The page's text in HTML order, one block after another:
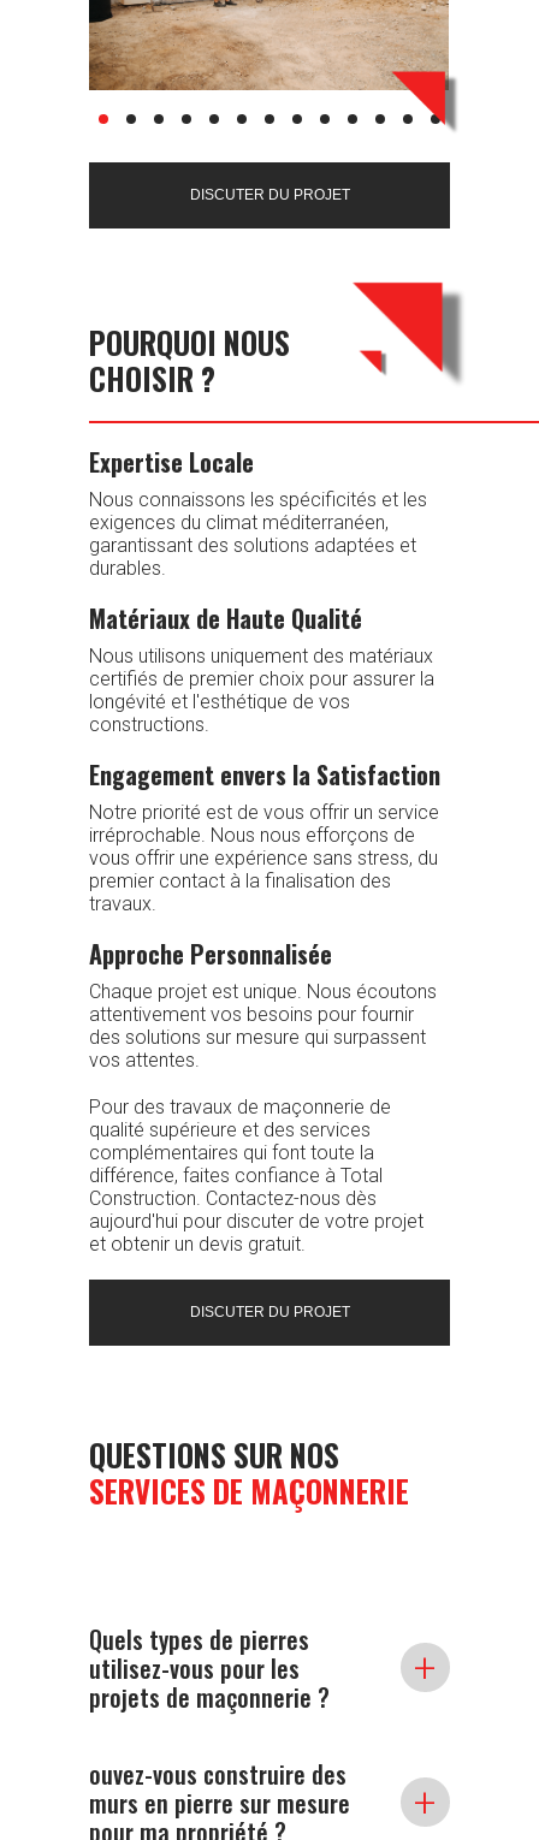
DISCUTER DU PROJET
POURQUOI NOUS
CHOISIR ?
DISCUTER DU PROJET
Expertise Locale
Nous connaissons les spécificités et les
exigences du climat méditerranéen,
garantissant des solutions adaptées et
durables.
Pour des travaux de maçonnerie de
qualité supérieure et des services
complémentaires qui font toute la
différence, faites confiance à Total
Construction. Contactez-nous dès
aujourd'hui pour discuter de votre projet
et obtenir un devis gratuit.
Approche Personnalisée
Chaque projet est unique. Nous écoutons
attentivement vos besoins pour fournir
des solutions sur mesure qui surpassent
vos attentes.
Engagement envers la Satisfaction
Notre priorité est de vous offrir un service
irréprochable. Nous nous efforçons de
vous offrir une expérience sans stress, du
premier contact à la finalisation des
travaux.
Matériaux de Haute Qualité
Nous utilisons uniquement des matériaux
certifiés de premier choix pour assurer la
longévité et l'esthétique de vos
constructions.
QUESTIONS SUR NOS
SERVICES DE MAÇONNERIE
+
Quels types de pierres
utilisez-vous pour les
projets de maçonnerie ?
Nous utilisons une large variété de pierres
de haute qualité, y compris de la pierre
naturelle, du calcaire, du granit, et plus
encore, pour répondre aux besoins
+
ouvez-vous construire des
murs en pierre sur mesure
pour ma propriété ?